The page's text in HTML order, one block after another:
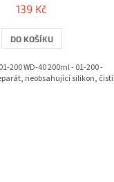
139 Kč
DO KOŠÍKU
200 WD-40 200ml - 01-200 -
neobsahující silikon, čistí